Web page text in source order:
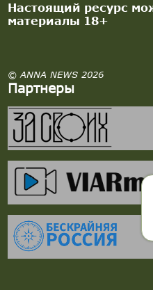
Настоящий ресурс
материалы 18+
© ANNA NEWS 2026
Партнеры